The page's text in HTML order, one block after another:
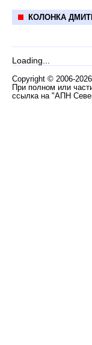
КОЛОНКА
Loading...
Copyright © 2006-
При полном или
ссылка на "АПН